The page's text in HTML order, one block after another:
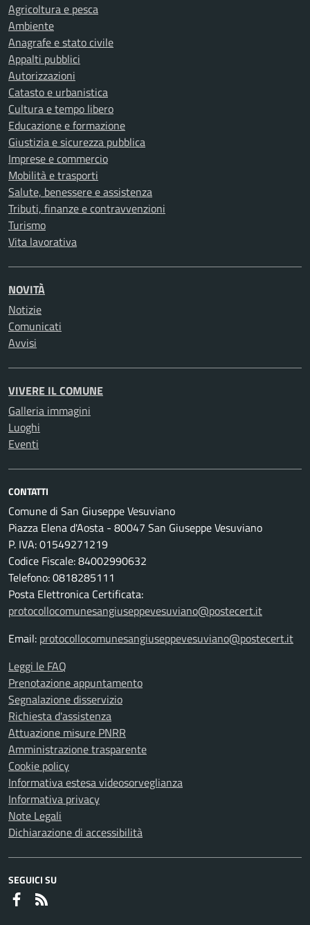
Agricoltura e pesca
Ambiente
Anagrafe e stato civile
Appalti pubblici
Autorizzazioni
Catasto e urbanistica
Cultura e tempo libero
Educazione e formazione
Giustizia e sicurezza pubblica
Imprese e commercio
Mobilità e trasporti
Salute, benessere e assistenza
Tributi, finanze e contravvenzioni
Turismo
Vita lavorativa
NOVITÀ
Notizie
Comunicati
Avvisi
VIVERE IL COMUNE
Galleria immagini
Luoghi
Eventi
CONTATTI
Comune di San Giuseppe Vesuviano
Piazza Elena d'Aosta - 80047 San Giuseppe Vesuviano
P. IVA: 01549271219
Codice Fiscale: 84002990632
Telefono: 0818285111
Posta Elettronica Certificata:
protocollocomunesangiuseppevesuviano@postecert.it
Email: protocollocomunesangiuseppevesuviano@postecert.it
Leggi le FAQ
Prenotazione appuntamento
Segnalazione disservizio
Richiesta d'assistenza
Attuazione misure PNRR
Amministrazione trasparente
Cookie policy
Informativa estesa videosorveglianza
Informativa privacy
Note Legali
Dichiarazione di accessibilità
SEGUICI SU
Faceboook